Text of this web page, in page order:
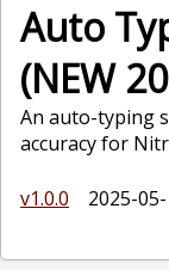
Auto
(NEW
An auto-typing
accuracy for
v1.0.0 2025-